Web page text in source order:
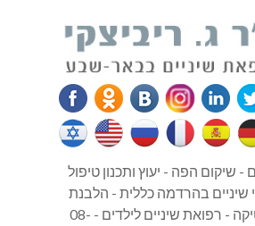
- שיקום הפה - יעוץ ותכנון טיפול
שיניים בהרדמה כללית - הלבנת
שיניים ואסתטיקה - רפואת שיניים לילדים - 08-